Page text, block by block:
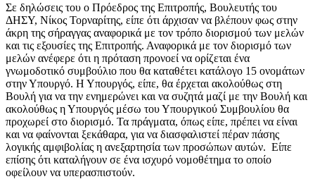
Σε δηλώσεις του ο Πρόεδρος της Επιτροπής, Βουλευτής του
ΔΗΣΥ, Νίκος Τορναρίτης, είπε ότι άρχισαν να βλέπουν φως στην
άκρη της σήραγγας αναφορικά με τον τρόπο διορισμού των μελών
και τις εξουσίες της Επιτροπής. Αναφορικά με τον διορισμό των
μελών ανέφερε ότι η πρόταση προνοεί να ορίζεται ένα
γνωμοδοτικό συμβούλιο που θα καταθέτει κατάλογο 15 ονομάτων
στην Υπουργό. Η Υπουργός, είπε, θα έρχεται ακολούθως στη
Βουλή για να την ενημερώνει και να συζητά μαζί με την Βουλή και
ακολούθως η Υπουργός μέσω του Υπουργικού Συμβουλίου θα
προχωρεί στο διορισμό. Τα πράγματα, όπως είπε, πρέπει να είναι
και να φαίνονται ξεκάθαρα, για να διασφαλιστεί πέραν πάσης
λογικής αμφιβολίας η ανεξαρτησία των προσώπων αυτών. Είπε
επίσης ότι καταλήγουν σε ένα ισχυρό νομοθέτημα το οποίο
οφείλουν να υπερασπιστούν.